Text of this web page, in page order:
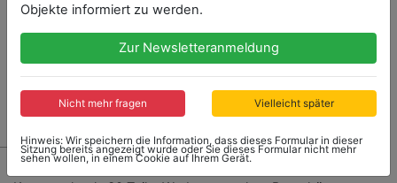
7307
Objekte informiert zu werden.
Zur Newsletteranmeldung
Nicht mehr fragen Vielleicht später
Hinweis: Wir speichern die Information, dass dieses Formular in dieser
Sitzung bereits angezeigt wurde oder Sie dieses Formular nicht mehr
sehen wollen, in einem Cookie auf Ihrem Gerät.